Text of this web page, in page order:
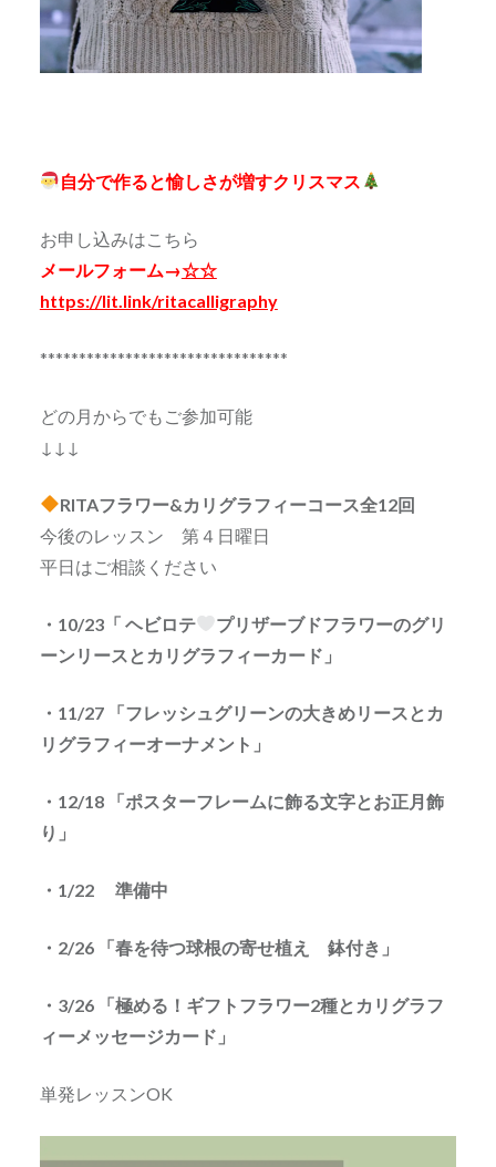
自分で作ると愉しさが増すクリスマス
お申し込みはこちら
メールフォーム→☆☆
https://lit.link/ritacalligraphy
********************************
どの月からでもご参加可能
↓↓↓
RITAフラワー&カリグラフィーコース全12回
今後のレッスン 第４日曜日
平日はご相談ください
・10/23「 ヘビロテ
プリザーブドフラワーのグリ
ーンリースとカリグラフィーカード」
・11/27 「フレッシュグリーンの大きめリースとカ
リグラフィーオーナメント」
・12/18 「ポスターフレームに飾る文字とお正月飾
り」
・1/22 準備中
・2/26 「春を待つ球根の寄せ植え 鉢付き」
・3/26 「極める！ギフトフラワー2種とカリグラフ
ィーメッセージカード」
単発レッスンOK